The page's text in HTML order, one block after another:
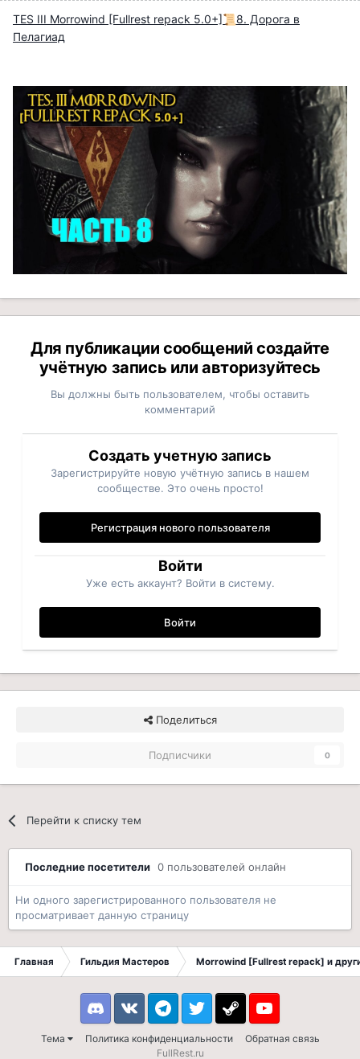
TES III Morrowind [Fullrest repack 5.0+]📜8. Дорога в
Пелагиад
Для публикации сообщений создайте
учётную запись или авторизуйтесь
Вы должны быть пользователем, чтобы оставить
комментарий
Создать учетную запись
Зарегистрируйте новую учётную запись в нашем
сообществе. Это очень просто!
Регистрация нового пользователя
Войти
Уже есть аккаунт? Войти в систему.
Войти
Поделиться
Подписчики 0
Перейти к списку тем
Последние посетители 0 пользователей онлайн
Ни одного зарегистрированного пользователя не
просматривает данную страницу
Главная Гильдия Мастеров Morrowind [Fullrest repack] и
Тема Политика конфиденциальности Обратная связь
DiscordVK TelegramTwitter Steam Youtube
FullRest.ru